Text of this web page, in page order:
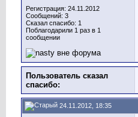
Регистрация: 24.11.2012
Сообщений: 3
Сказал спасибо: 1
Поблагодарили 1 раз в 1
сообщении
Пользователь сказал
cпасибо:
24.11.2012, 18:35